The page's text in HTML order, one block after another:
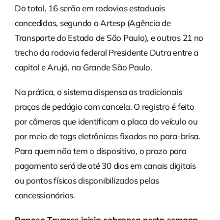
Do total, 16 serão em rodovias estaduais
concedidas, segundo a Artesp (Agência de
Transporte do Estado de São Paulo), e outros 21 no
trecho da rodovia federal Presidente Dutra entre a
capital e Arujá, na Grande São Paulo.
Na prática, o sistema dispensa as tradicionais
praças de pedágio com cancela. O registro é feito
por câmeras que identificam a placa do veículo ou
por meio de tags eletrônicas fixadas no para-brisa.
Para quem não tem o dispositivo, o prazo para
pagamento será de até 30 dias em canais digitais
ou pontos físicos disponibilizados pelas
concessionárias.